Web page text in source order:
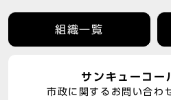
組織一覧
サンキューコー
市政に関するお問い合わ